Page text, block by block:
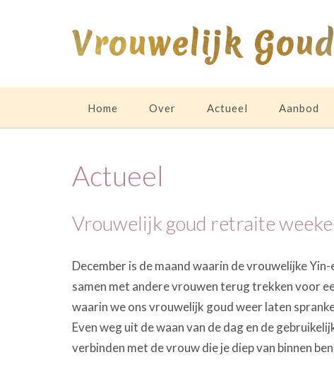
Vrouwelijk Goud
Home Over Actueel Aanbod
Actueel
Vrouwelijk goud retraite
December is de maand waarin de vrouwelijke
samen met andere vrouwen terug trekken voor
waarin we ons vrouwelijk goud weer laten
Even weg uit de waan van de dag en de
verbinden met de vrouw die je diep van binnen